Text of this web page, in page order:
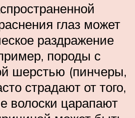
глаз может
раздражение
породы с
шерстью (пинчеры,
страдают от того,
волоски царапают